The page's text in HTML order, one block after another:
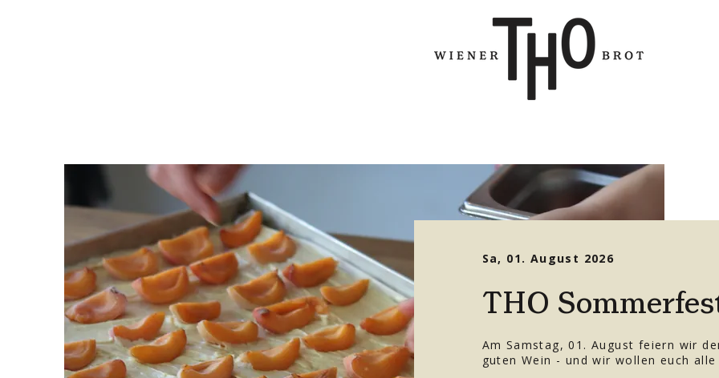
Sa, 01. August 2026
THO
Am Samstag, 01. August feiern wir
guten Wein - und wir wollen euch alle